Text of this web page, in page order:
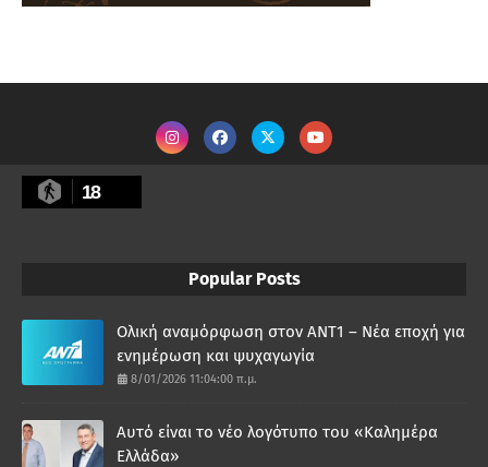
18
Popular Posts
Ολική αναμόρφωση στον ΑΝΤ1 – Νέα εποχή για
ενημέρωση και ψυχαγωγία
8/01/2026 11:04:00 π.μ.
Αυτό είναι το νέο λογότυπο του «Καλημέρα
Ελλάδα»